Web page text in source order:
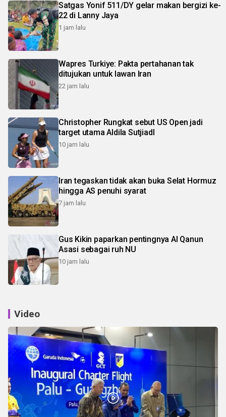
Satgas Yonif 511/DY gelar makan bergizi ke-
22 di Lanny Jaya
1 jam lalu
Wapres Turkiye: Pakta pertahanan tak
ditujukan untuk lawan Iran
22 jam lalu
Christopher Rungkat sebut US Open jadi
target utama Aldila SutjiadI
10 jam lalu
Iran tegaskan tidak akan buka Selat Hormuz
hingga AS penuhi syarat
7 jam lalu
Gus Kikin paparkan pentingnya Al Qanun
Asasi sebagai ruh NU
10 jam lalu
Video